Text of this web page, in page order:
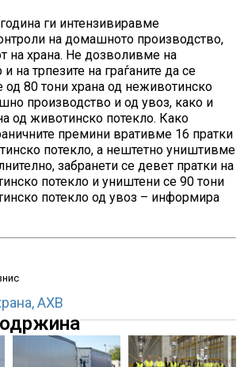
ги интензивиравме
на домашното производство,
на храна. Не дозволивме на
на трпезите на граѓаните да се
од 80 тони храна од неживотинско
производство и од увоз, како и
од животинско потекло. Како
премини вративме 16 пратки
потекло, а нештетно уништивме
забранети се девет пратки на
потекло и уништени се 90 тони
потекло од увоз – информира
,АХВ